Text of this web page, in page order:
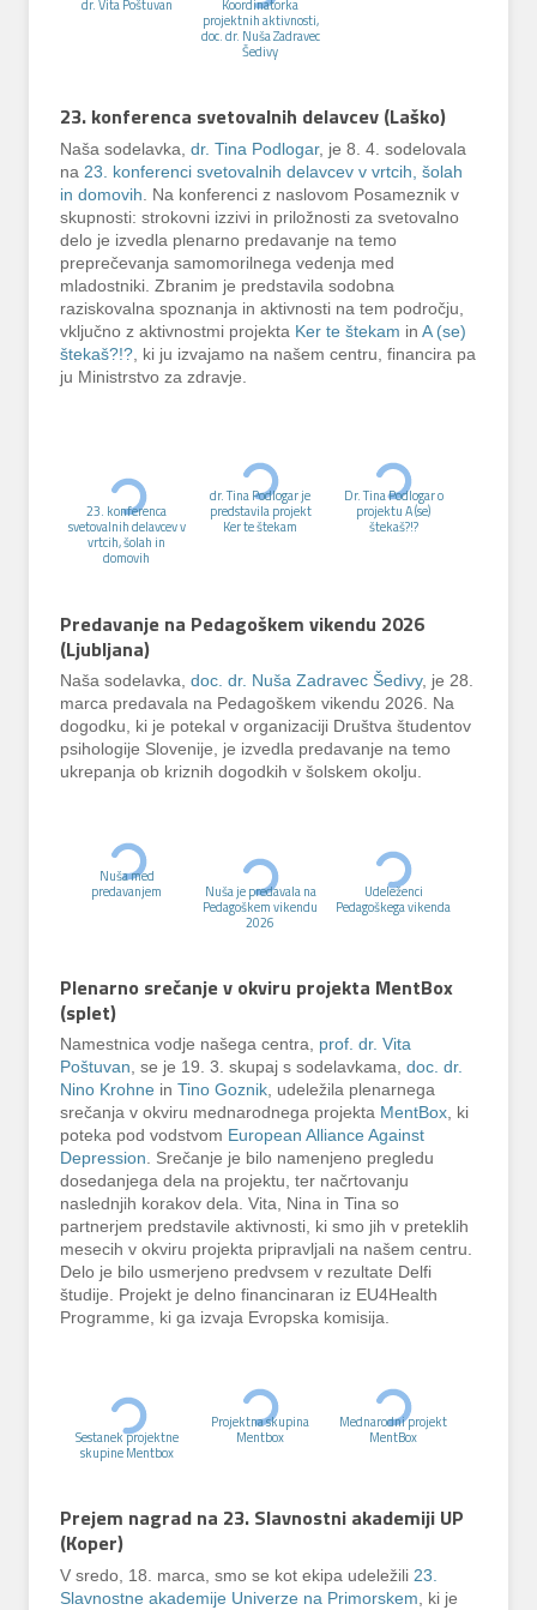
dr. Vita Poštuvan
Koordinatorka
projektnih aktivnosti,
doc. dr. Nuša Zadravec
Šedivy
23. konferenca svetovalnih delavcev (Laško)
Naša sodelavka,dr. Tina Podlogar, je 8. 4. sodelovala
na 23. konferenci svetovalnih delavcev v vrtcih, šolah
in domovih . Na konferenci z naslovom Posameznik v
skupnosti: strokovni izzivi in priložnosti za svetovalno
delo je izvedla plenarno predavanje na temo
preprečevanja samomorilnega vedenja med
mladostniki. Zbranim je predstavila sodobna
raziskovalna spoznanja in aktivnosti na tem področju,
vključno z aktivnostmi projekta Ker te štekam inA (se)
štekaš?!? , ki ju izvajamo na našem centru, financira pa
ju Ministrstvo za zdravje.
23. konferenca
svetovalnih delavcev v
vrtcih, šolah in
domovih
dr. Tina Podlogar je
predstavila projekt
Ker te štekam
Dr. Tina Podlogar o
projektu A (se)
štekaš?!?
Predavanje na Pedagoškem vikendu 2026
(Ljubljana)
Naša sodelavka,doc. dr. Nuša Zadravec Šedivy, je 28.
marca predavala na Pedagoškem vikendu 2026. Na
dogodku, ki je potekal v organizaciji Društva študentov
psihologije Slovenije, je izvedla predavanje na temo
ukrepanja ob kriznih dogodkih v šolskem okolju.
Nuša med
predavanjem
Nuša je predavala na
Pedagoškem vikendu
2026
Udeleženci
Pedagoškega vikenda
Plenarno srečanje v okviru projekta MentBox
(splet)
Namestnica vodje našega centra, prof. dr. Vita
Poštuvan, se je 19. 3. skupaj s sodelavkama,doc. dr.
Nino Krohne inTino Goznik, udeležila plenarnega
srečanja v okviru mednarodnega projekta MentBox, ki
poteka pod vodstvom European Alliance Against
Depression. Srečanje je bilo namenjeno pregledu
dosedanjega dela na projektu, ter načrtovanju
naslednjih korakov dela. Vita, Nina in Tina so
partnerjem predstavile aktivnosti, ki smo jih v preteklih
mesecih v okviru projekta pripravljali na našem centru.
Delo je bilo usmerjeno predvsem v rezultate Delfi
študije. Projekt je delno financinaran iz EU4Health
Programme, ki ga izvaja Evropska komisija.
Sestanek projektne
skupine Mentbox
Projektna skupina
Mentbox
Mednarodni projekt
MentBox
Prejem nagrad na 23. Slavnostni akademiji UP
(Koper)
V sredo, 18. marca, smo se kot ekipa udeležili 23.
Slavnostne akademije Univerze na Primorskem , ki je